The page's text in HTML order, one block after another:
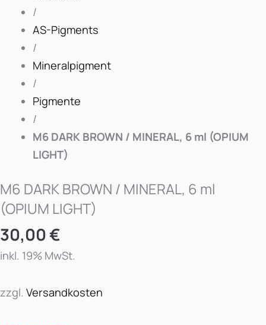
/
AS-Pigments
/
Mineralpigment
/
Pigmente
/
M6 DARK BROWN / MINERAL, 6 ml (OPIUM
LIGHT)
M6 DARK BROWN / MINERAL, 6 ml
(OPIUM LIGHT)
30,00€
inkl. 19% MwSt.
zzgl. Versandkosten